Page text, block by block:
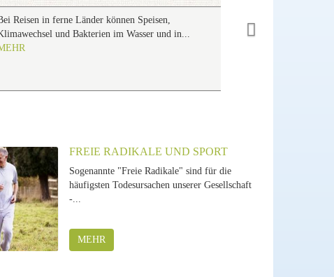
Reisen in ferne Länder können Speisen,
und Bakterien im Wasser und in...
FREIE RADIKALE UND SPORT
Sogenannte "Freie Radikale" sind für die
häufigsten Todesursachen unserer Gesellschaft
-...
MEHR